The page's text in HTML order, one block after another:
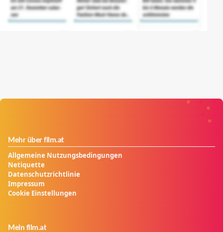
Mehr über film.at
Allgemeine Nutzungsbedingungen
Netiquette
Datenschutzrichtlinie
Impressum
Cookie Einstellungen
Mein film.at